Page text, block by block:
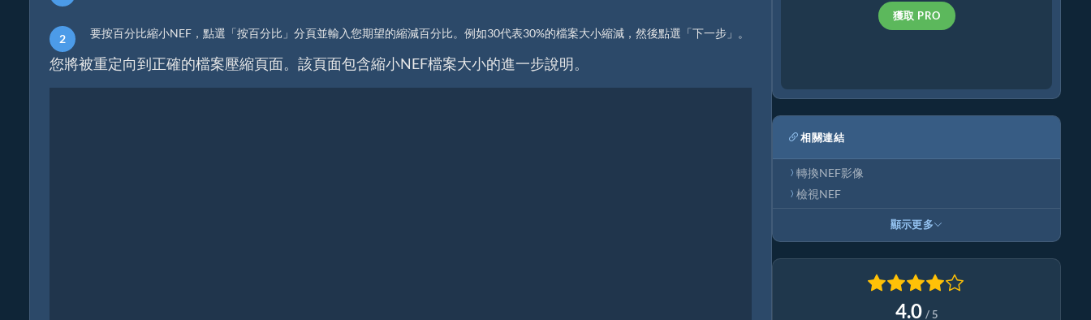
要按百分比縮小NEF，點選「按百分比」分頁並輸入您期望的縮減百分比。例如30代表30%的檔案大小縮減，然後點選「下一步」。
您將被重定向到正確的檔案壓縮頁面。該頁面包含縮小NEF檔案大小的進一步說明。
獲取 PRO
相關連結
轉換NEF影像
檢視NEF
顯示更多
4.0 / 5